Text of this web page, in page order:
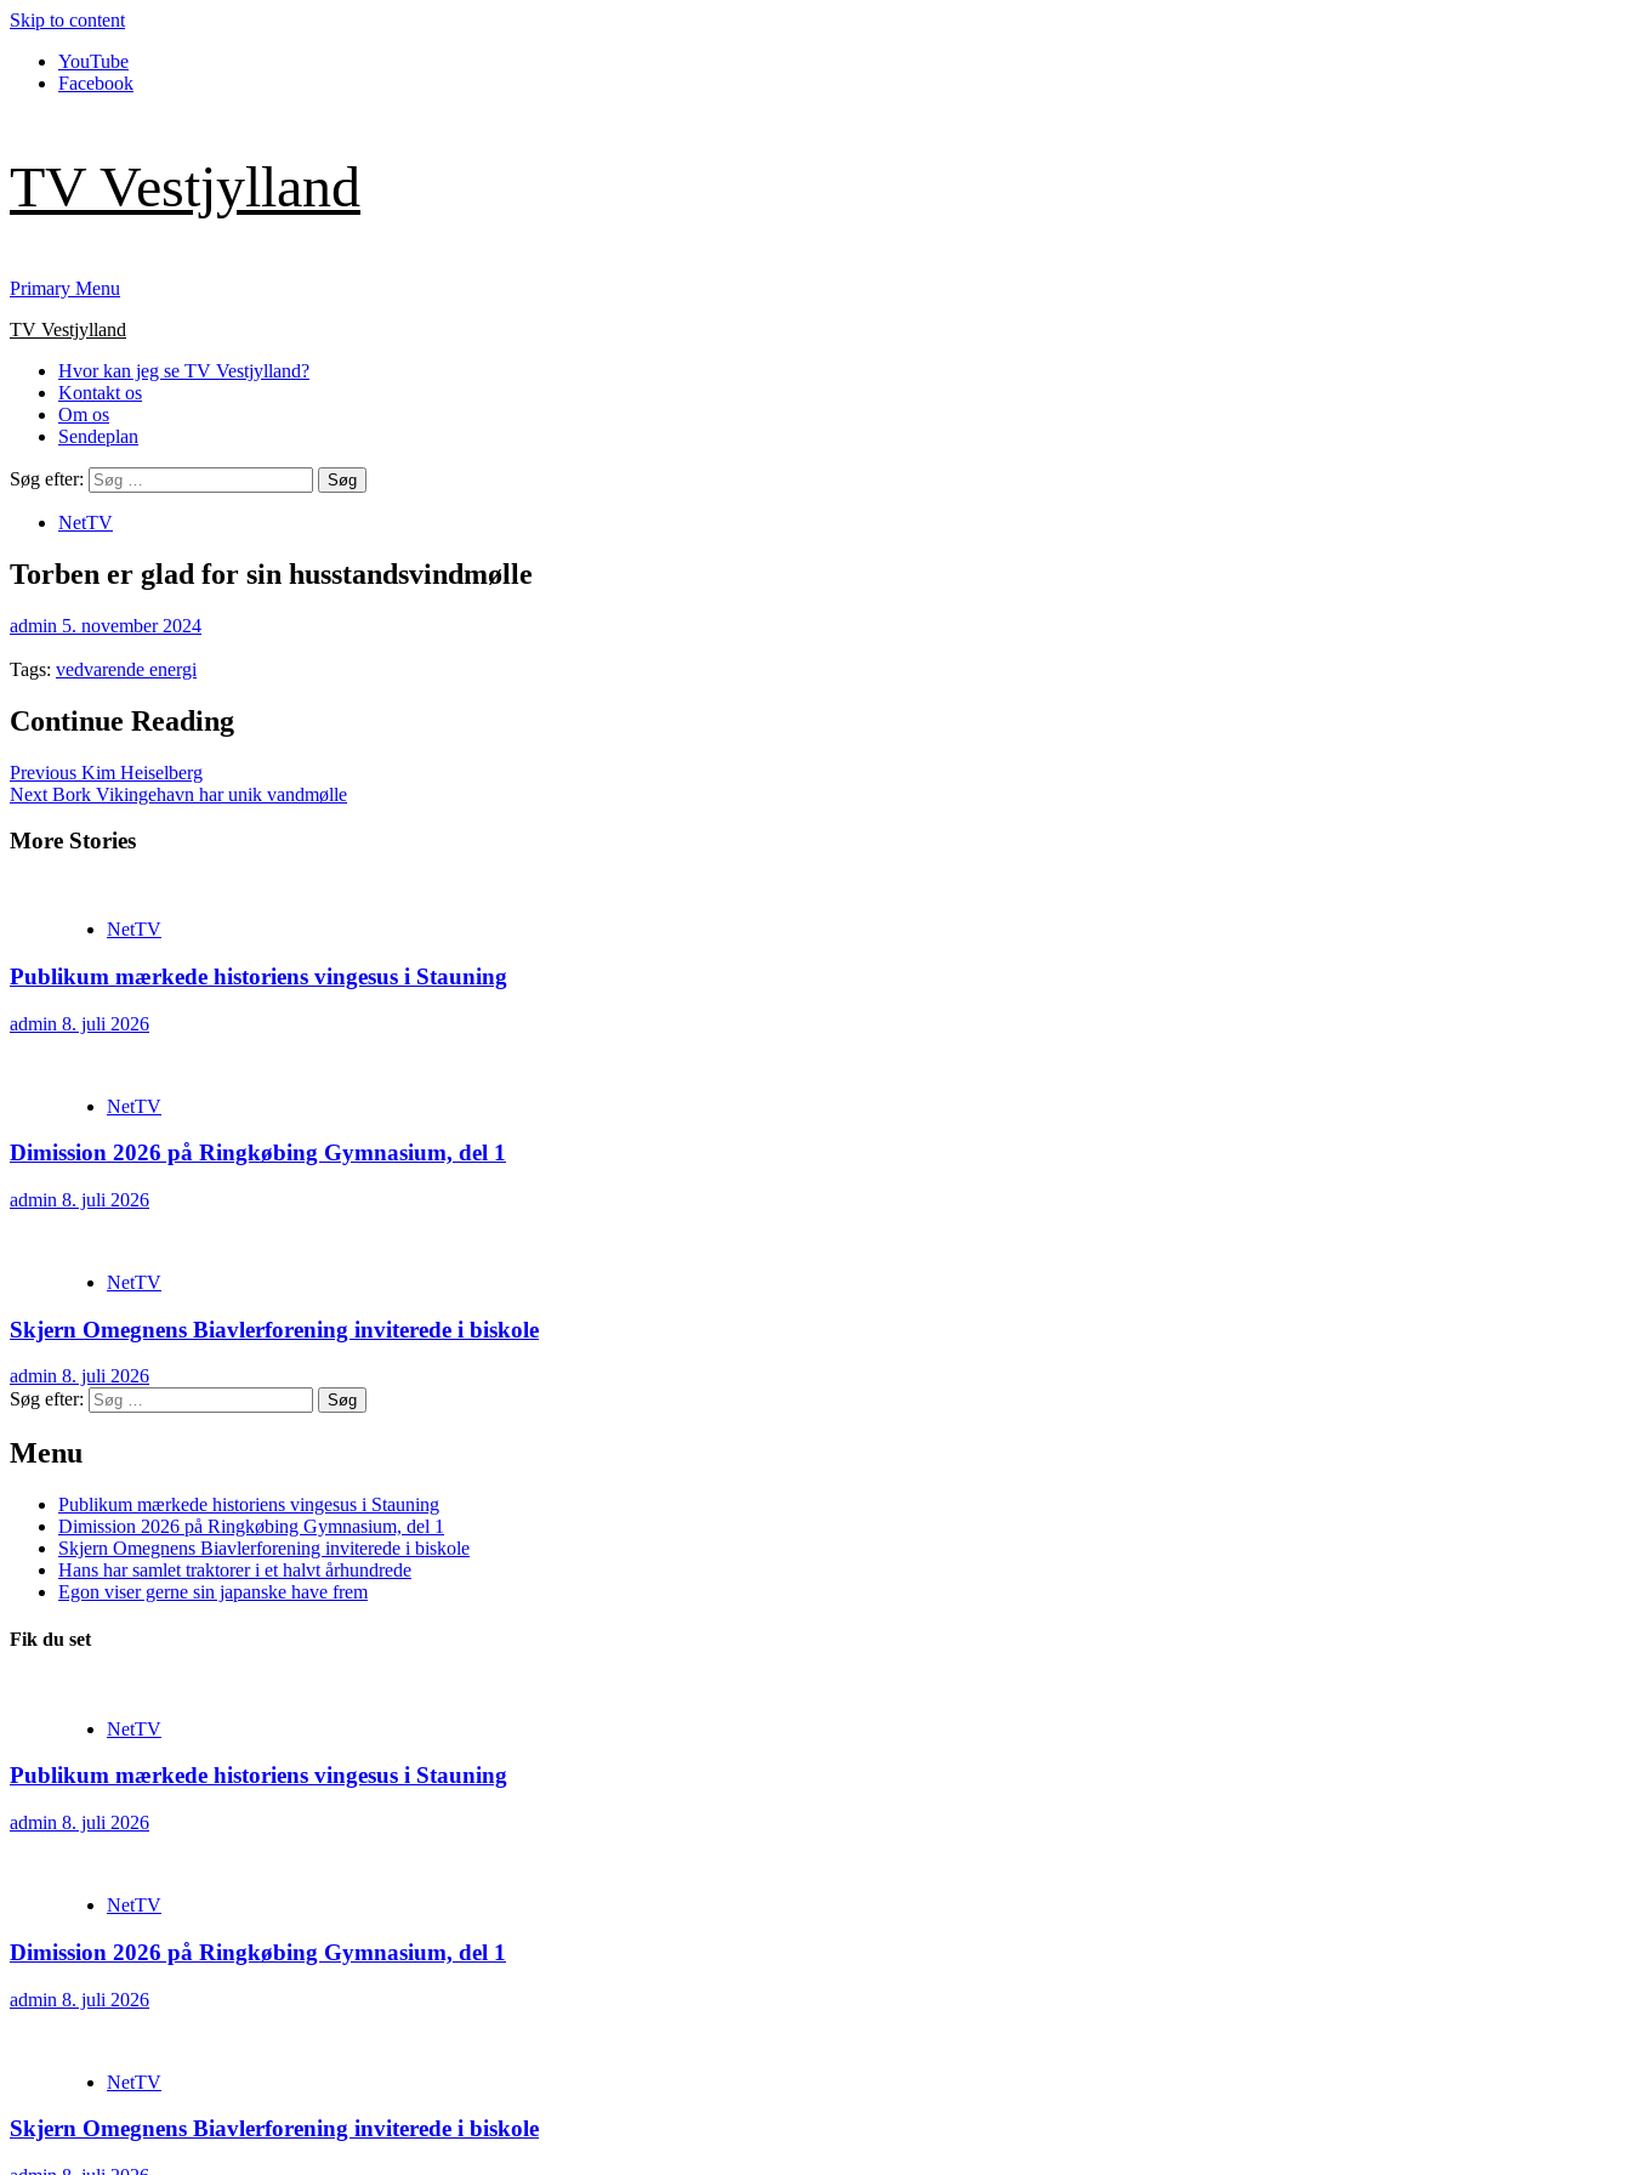
Skip to content
YouTube
Facebook
TV Vestjylland
Primary Menu
TV Vestjylland
Hvor kan jeg se TV Vestjylland?
Kontakt os
Om os
Sendeplan
Søg efter:
NetTV
Torben er glad for sin husstandsvindmølle
admin 5. november 2024
Tags: vedvarende energi
Continue Reading
Previous Kim Heiselberg
Next Bork Vikingehavn har unik vandmølle
More Stories
NetTV
Publikum mærkede historiens vingesus i Stauning
admin 8. juli 2026
NetTV
Dimission 2026 på Ringkøbing Gymnasium, del 1
admin 8. juli 2026
NetTV
Skjern Omegnens Biavlerforening inviterede i biskole
admin 8. juli 2026
Søg efter:
Menu
Publikum mærkede historiens vingesus i Stauning
Dimission 2026 på Ringkøbing Gymnasium, del 1
Skjern Omegnens Biavlerforening inviterede i biskole
Hans har samlet traktorer i et halvt århundrede
Egon viser gerne sin japanske have frem
Fik du set
NetTV
Publikum mærkede historiens vingesus i Stauning
admin 8. juli 2026
NetTV
Dimission 2026 på Ringkøbing Gymnasium, del 1
admin 8. juli 2026
NetTV
Skjern Omegnens Biavlerforening inviterede i biskole